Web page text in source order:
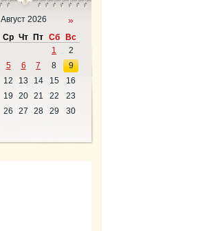
Август 2026 »
Ср Чт Пт Сб
Вс
1
2
5 6 7 8
9
12 13 14 15
16
19 20 21 22
23
26 27 28 29
30